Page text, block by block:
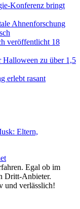
Konferenz bringt
Ahnenforschung
veröffentlicht 18
Halloween zu über 1,5
erlebt rasant
Eltern,
Egal ob im
Dritt-Anbieter.
und verlässlich!